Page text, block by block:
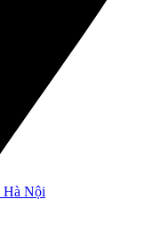
Hà Nội